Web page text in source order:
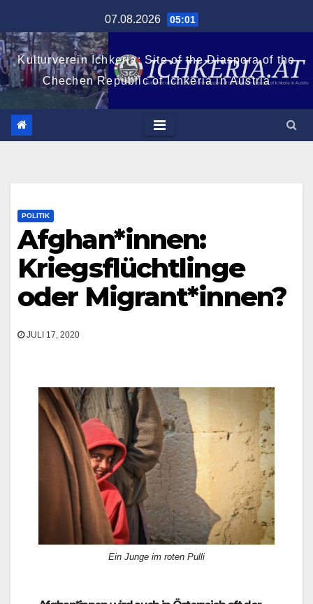
Inhalt
springen
07.08.2026 05:01
Kulturverein Ichkeria: Site of the Diaspora of the
Chechen Republic of Ichkeria in Austria
POLITIK
Afghan*innen:
Kriegsflüchtlinge
oder Migrant*innen?
JULI 17, 2020
Ein Junge im roten Pulli